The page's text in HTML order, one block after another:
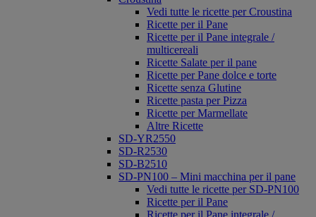
Vedi tutte le ricette per Croustina
Ricette per il Pane
Ricette per il Pane integrale /
multicereali
Ricette Salate per il pane
Ricette per Pane dolce e torte
Ricette senza Glutine
Ricette pasta per Pizza
Ricette per Marmellate
Altre Ricette
SD-YR2550
SD-R2530
SD-B2510
SD-PN100 – Mini macchina per il pane
Vedi tutte le ricette per SD-PN100
Ricette per il Pane
Ricette per il Pane integrale /